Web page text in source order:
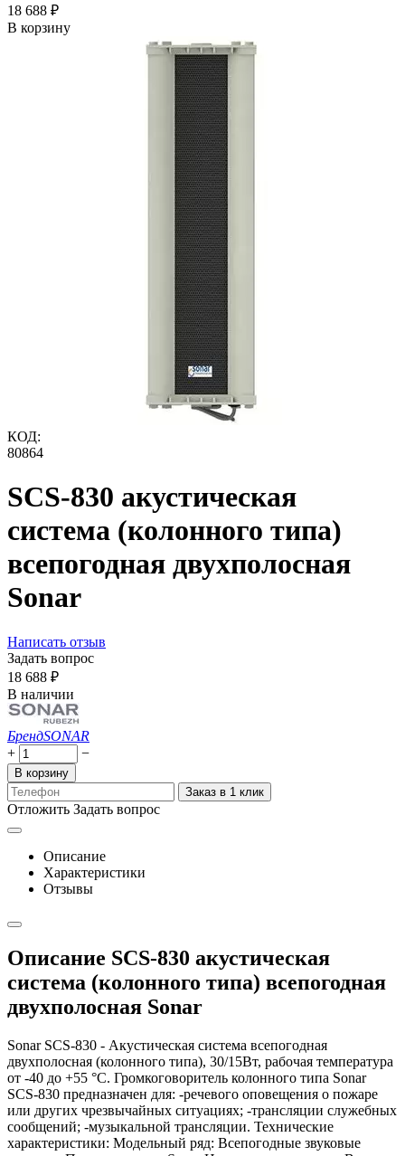
18 688 ₽
В корзину
КОД:
80864
SCS-830 акустическая
система (колонного типа)
всепогодная двухполосная
Sonar
Написать отзыв
Задать вопрос
18 688 ₽
В наличии
БрендSONAR
+
−
В корзину
Заказ в 1 клик
Отложить Задать вопрос
Описание
Характеристики
Отзывы
Описание SCS-830 акустическая
система (колонного типа) всепогодная
двухполосная Sonar
Sonar SCS-830 - Акустическая система всепогодная
двухполосная (колонного типа), 30/15Вт, рабочая температура
от -40 до +55 °С. Громкоговоритель колонного типа Sonar
SСS-830 предназначен для: -речевого оповещения о пожаре
или других чрезвычайных ситуациях; -трансляции служебных
сообщений; -музыкальной трансляции. Технические
характеристики: Модельный ряд: Всепогодные звуковые